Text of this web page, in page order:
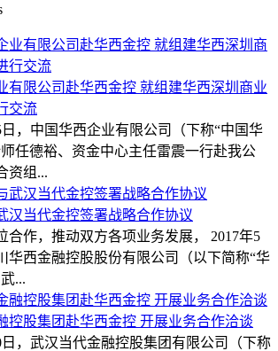
有限公司赴华西金控 就组建华西深圳商业
交流
日，中国华西企业有限公司（下称“中国华
任德裕、资金中心主任雷震一行赴我公
资组...
汉当代金控签署战略合作协议
合作，推动双方各项业务发展， 2017年5
华西金融控股股份有限公司（以下简称“华
...
控股集团赴华西金控 开展业务合作洽谈
日，武汉当代金融控股集团有限公司（下称